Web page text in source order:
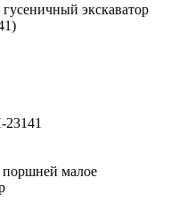
экскаватор
23141
поршней малое